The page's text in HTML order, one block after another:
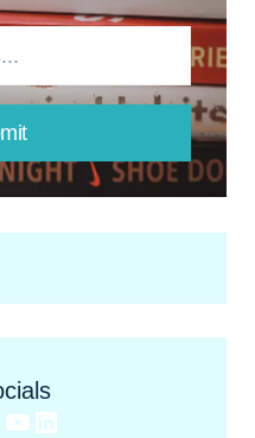
YouTube
LinkedIn